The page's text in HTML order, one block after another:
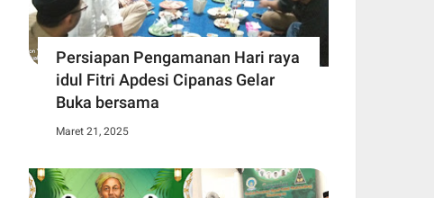
Persiapan Pengamanan Hari raya
idul Fitri Apdesi Cipanas Gelar
Buka bersama
Maret 21, 2025